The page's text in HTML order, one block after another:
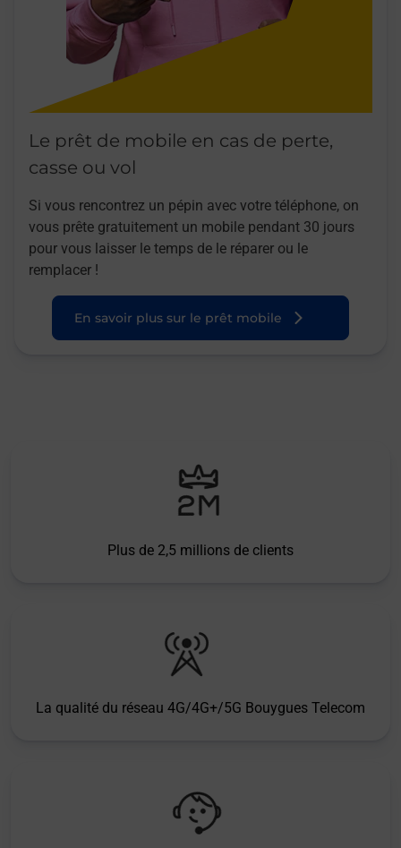
Le prêt de mobile en cas de perte,
casse ou vol
Si vous rencontrez un pépin avec votre téléphone, on
vous prête gratuitement un mobile pendant 30 jours
pour vous laisser le temps de le réparer ou le
remplacer !
En savoir plus sur le prêt mobile
Plus de 2,5 millions de clients
La qualité du réseau 4G/4G+/5G Bouygues Telecom